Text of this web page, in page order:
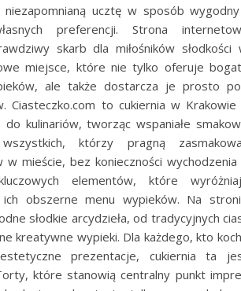
niezapomnianą ucztę w sposób
preferencji. Strona
skarb dla miłośników słodkości
miejsce, które nie tylko oferuje
ale także dostarcza je prosto
Ciasteczko.com to cukiernia w Krakowie
do kulinariów, tworząc wspaniałe
którzy pragną
w mieście, bez konieczności wychodzenia
elementów, które
ich obszerne menu wypieków. Na
słodkie arcydzieła, od tradycyjnych
kreatywne wypieki. Dla każdego, kto
prezentacje, cukiernia ta
które stanowią centralny punkt